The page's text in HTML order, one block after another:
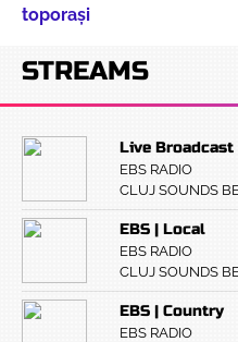
toporași
STREAMS
Live Broadcast
EBS RADIO
CLUJ SOUNDS
EBS | Local
EBS RADIO
CLUJ SOUNDS
EBS | Country
EBS RADIO